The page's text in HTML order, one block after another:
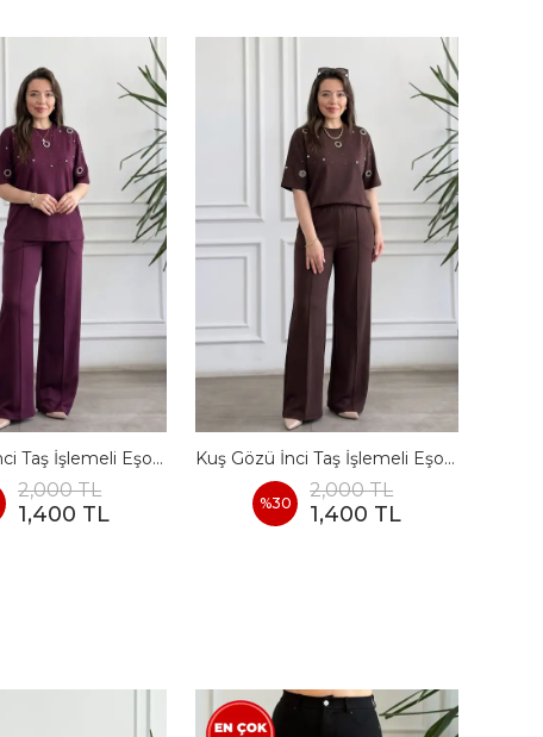
Kuş Gözü İnci Taş İşlemeli Eşofman Takımı - BORDO
2,000 TL
1,400 TL
Kuş Gözü İnci Taş İşlemeli Eşofman Takımı - KAHVERENGI
%30
2,000 TL
1,400 TL